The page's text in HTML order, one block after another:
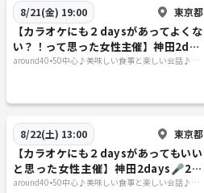
8/21(金) 19:00 東京都
【カラオケにも２daysがあってよくな
い？！って思った女性主催】神田2day
s🎤サマーナイトタウン金曜日編☆
around40•50中心♪美味しい食事と楽しい会話♪＋
8/22(土) 13:00 東京都
【カラオケにも２daysがあってもいい
と思った女性主催】神田2days🎤2Ｄ
ａｙどうにかして土曜日？！土曜日編
around40•50中心♪美味しい食事と楽しい会話♪＋